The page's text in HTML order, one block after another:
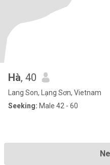
Hà, 40
Lang Son, Lạng Sơn, Vietnam
Seeking: Male 42 - 60